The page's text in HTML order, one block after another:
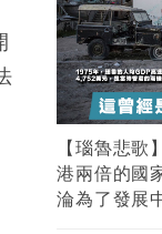
【瑙魯悲歌
港兩倍的國
淪為了發展